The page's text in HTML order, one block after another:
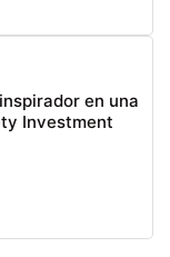
en una
Investment